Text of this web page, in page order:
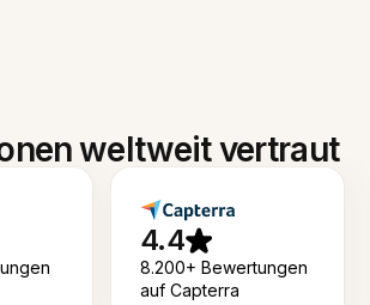
weltweit vertraut
4.4
8.200+ Bewertungen
auf Capterra